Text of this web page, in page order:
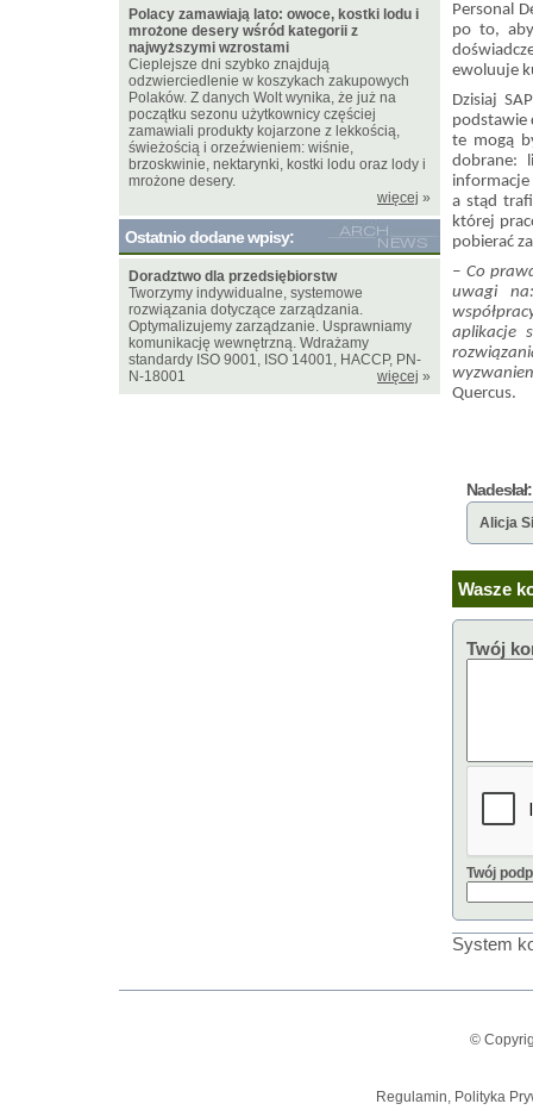
Personal
po to,
ewoluuje
Dzisiaj
podstawie
te mogą
dobrane:
informacje
a stąd
której
pobierać
– Co
uwagi
aplikacje
Quercus.
Nadesłał:
Alicja
Wasze
Twój
Twój
System
Polacy zamawiają lato: owoce, kostki lodu i
mrożone desery wśród kategorii z
najwyższymi wzrostami
Cieplejsze dni szybko znajdują
odzwierciedlenie w koszykach zakupowych
Polaków. Z danych Wolt wynika, że już na
początku sezonu użytkownicy częściej
zamawiali produkty kojarzone z lekkością,
świeżością i orzeźwieniem: wiśnie,
brzoskwinie, nektarynki, kostki lodu oraz lody i
mrożone desery.
więcej »
Ostatnio dodane wpisy:
Doradztwo dla przedsiębiorstw
Tworzymy indywidualne, systemowe
rozwiązania dotyczące zarządzania.
Optymalizujemy zarządzanie. Usprawniamy
komunikację wewnętrzną. Wdrażamy
standardy ISO 9001, ISO 14001, HACCP, PN-
N-18001
więcej »
©
Regulamin, Polityka